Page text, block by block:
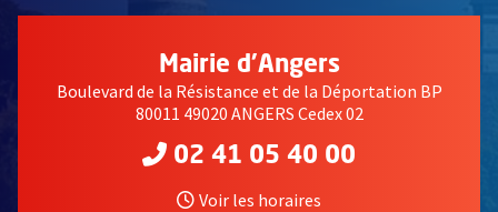
Mairie d'Angers
Boulevard de la Résistance et de la Déportation BP
80011 49020 ANGERS Cedex 02
02 41 05 40 00
Voir les horaires